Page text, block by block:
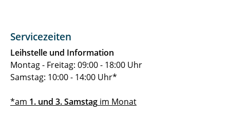
Servicezeiten
Leihstelle und Information
Montag - Freitag: 09:00 - 18:00 Uhr
Samstag: 10:00 - 14:00 Uhr*
*am 1. und 3. Samstag im Monat